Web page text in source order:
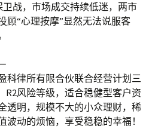
卫战，市场成交持续低迷，两市
顾“心理按摩”显然无法说服客
科律所有限合伙联合经营计划三
R2风险等级，适合稳健型客户资
透明，规模不大的小众理财，稀
波动的烦恼，享受稳稳的幸福！